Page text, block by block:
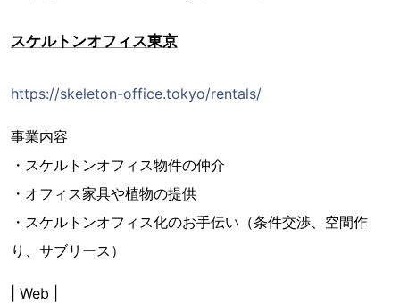
スケルトンオフィス東京
https://skeleton-office.tokyo/rentals/
事業内容
・スケルトンオフィス物件の仲介
・オフィス家具や植物の提供
・スケルトンオフィス化のお手伝い（条件交渉、空間作
り、サブリース）
| Web |